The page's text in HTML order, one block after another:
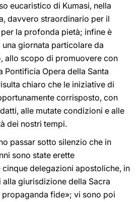
eucaristico di Kumasi, nella
davvero straordinario per il
la profonda pietà; infine è
giornata particolare da
allo scopo di promuovere con
Pontificia Opera della Santa
chiaro che le iniziative di
corrisposto, con
alle mutate condizioni e alle
dei nostri tempi.
passar sotto silenzio che in
sono state erette
delegazioni apostoliche, in
giurisdizione della Sacra
fide»; vi sono poi